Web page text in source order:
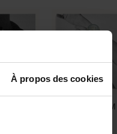
À propos des cookies
PARFUMS